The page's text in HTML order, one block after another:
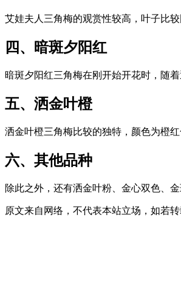
艾娃夫人三角梅的观赏性较高，叶子比
四、暗斑夕阳红
暗斑夕阳红三角梅在刚开始开花时，随
五、洒金叶橙
洒金叶橙三角梅比较的独特，颜色为橙
六、其他品种
除此之外，还有洒金叶粉、金心双色、
原文来自网络，不代表本站立场，如若转